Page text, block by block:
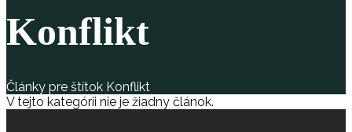
Konflikt
Články pre štítok Konflikt
V tejto kategórii nie je žiadny článok.